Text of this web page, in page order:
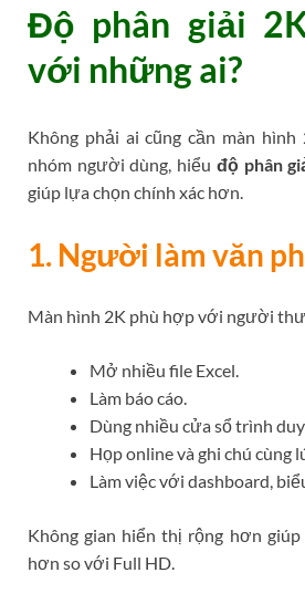
Độ phân giải
với những ai?
Không phải ai cũng cần màn
nhóm người dùng, hiểu độ phân
giúp lựa chọn chính xác hơn.
1. Người làm văn
Màn hình 2K phù hợp với người
Mở nhiều file Excel.
Làm báo cáo.
Dùng nhiều cửa sổ trình
Họp online và ghi chú cùng
Làm việc với dashboard,
Không gian hiển thị rộng hơn
hơn so với Full HD.